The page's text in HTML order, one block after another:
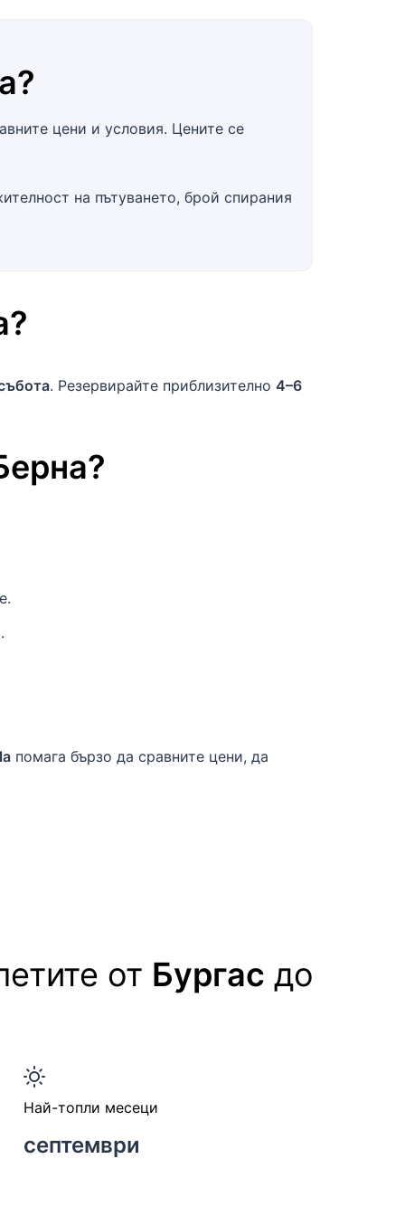
?
цени и условия. Цените се
на пътуването, брой спирания
?
. Резервирайте приблизително 4–6
?
помага бързо да сравните цени, да
от Бургас до
Най-топли месеци
септември